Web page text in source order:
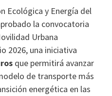
Ecológica y Energía del
la convocatoria
Urbana
2026, una iniciativa
que permitirá avanzar
de transporte más
energética en las